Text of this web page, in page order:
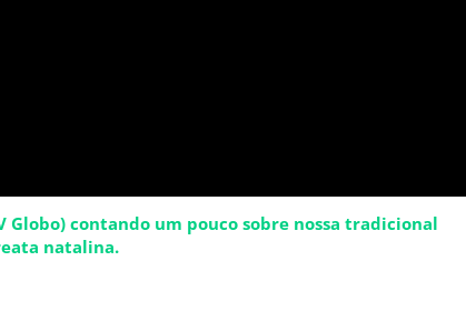
Globo) contando um pouco sobre nossa tradicional
natalina.